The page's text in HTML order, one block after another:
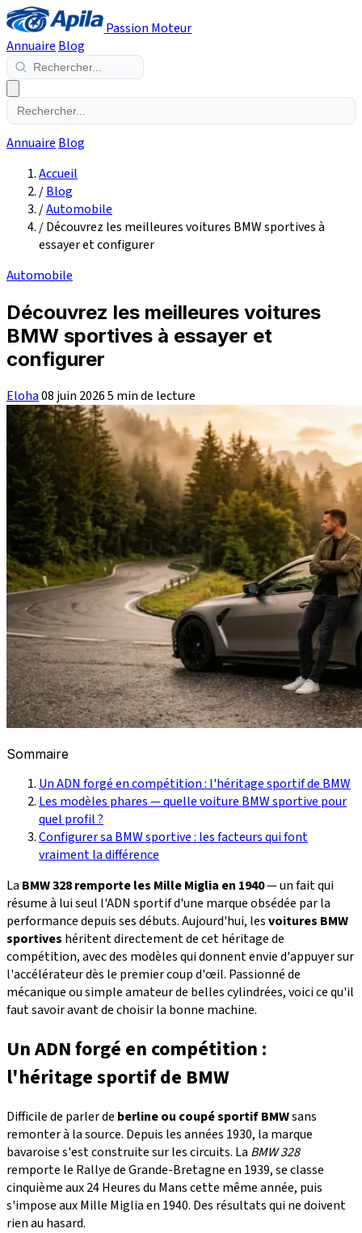
Passion Moteur
Annuaire Blog
Annuaire Blog
Accueil
/Blog
/Automobile
/Découvrez les meilleures voitures BMW sportives à
essayer et configurer
Automobile
Découvrez les meilleures voitures
BMW sportives à essayer et
configurer
Eloha08 juin 20265 min de lecture
Sommaire
Un ADN forgé en compétition : l'héritage sportif de BMW
Les modèles phares — quelle voiture BMW sportive pour
quel profil ?
Configurer sa BMW sportive : les facteurs qui font
vraiment la différence
La BMW 328 remporte les Mille Miglia en 1940— un fait qui
résume à lui seul l'ADN sportif d'une marque obsédée par la
performance depuis ses débuts. Aujourd'hui, lesvoitures BMW
sportives héritent directement de cet héritage de
compétition, avec des modèles qui donnent envie d'appuyer sur
l'accélérateur dès le premier coup d'œil. Passionné de
mécanique ou simple amateur de belles cylindrées, voici ce qu'il
faut savoir avant de choisir la bonne machine.
Un ADN forgé en compétition :
l'héritage sportif de BMW
Difficile de parler de berline ou coupé sportif BMWsans
remonter à la source. Depuis les années 1930, la marque
bavaroise s'est construite sur les circuits. La BMW 328
remporte le Rallye de Grande-Bretagne en 1939, se classe
cinquième aux 24 Heures du Mans cette même année, puis
s'impose aux Mille Miglia en 1940. Des résultats qui ne doivent
rien au hasard.